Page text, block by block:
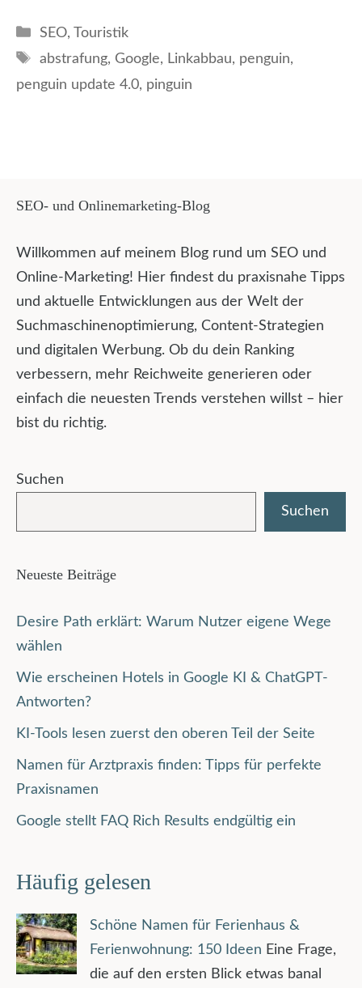
Kategorien
SEO, Touristik
Schlagwörter
abstrafung, Google, Linkabbau, penguin,
penguin update 4.0, pinguin
SEO- und Onlinemarketing-Blog
Willkommen auf meinem Blog rund um SEO und
Online-Marketing! Hier findest du praxisnahe Tipps
und aktuelle Entwicklungen aus der Welt der
Suchmaschinenoptimierung, Content-Strategien
und digitalen Werbung. Ob du dein Ranking
verbessern, mehr Reichweite generieren oder
einfach die neuesten Trends verstehen willst – hier
bist du richtig.
Suchen
Suchen
Neueste Beiträge
Desire Path erklärt: Warum Nutzer eigene Wege
wählen
Wie erscheinen Hotels in Google KI & ChatGPT-
Antworten?
KI-Tools lesen zuerst den oberen Teil der Seite
Namen für Arztpraxis finden: Tipps für perfekte
Praxisnamen
Google stellt FAQ Rich Results endgültig ein
Häufig gelesen
Schöne Namen für Ferienhaus &
Ferienwohnung: 150 Ideen Eine Frage,
die auf den ersten Blick etwas banal